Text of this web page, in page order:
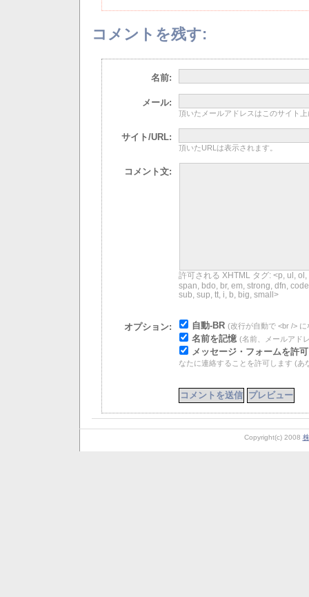
コメントを残す:
名前:
メール:
頂いたメールアドレスはこのサイト
サイト/URL:
頂いたURLは表示されます。
コメント文:
許可される XHTML タグ: <p, ul,
span, bdo, br, em, strong, dfn,
sub, sup, tt, i, b, big, small>
オプション: 自動-BR (改行が自動で <br /> に
名前を記憶 (名前、メールアド
メッセージ・フォームを許可
なたに連絡することを許可します (
Copyright(c) 2008